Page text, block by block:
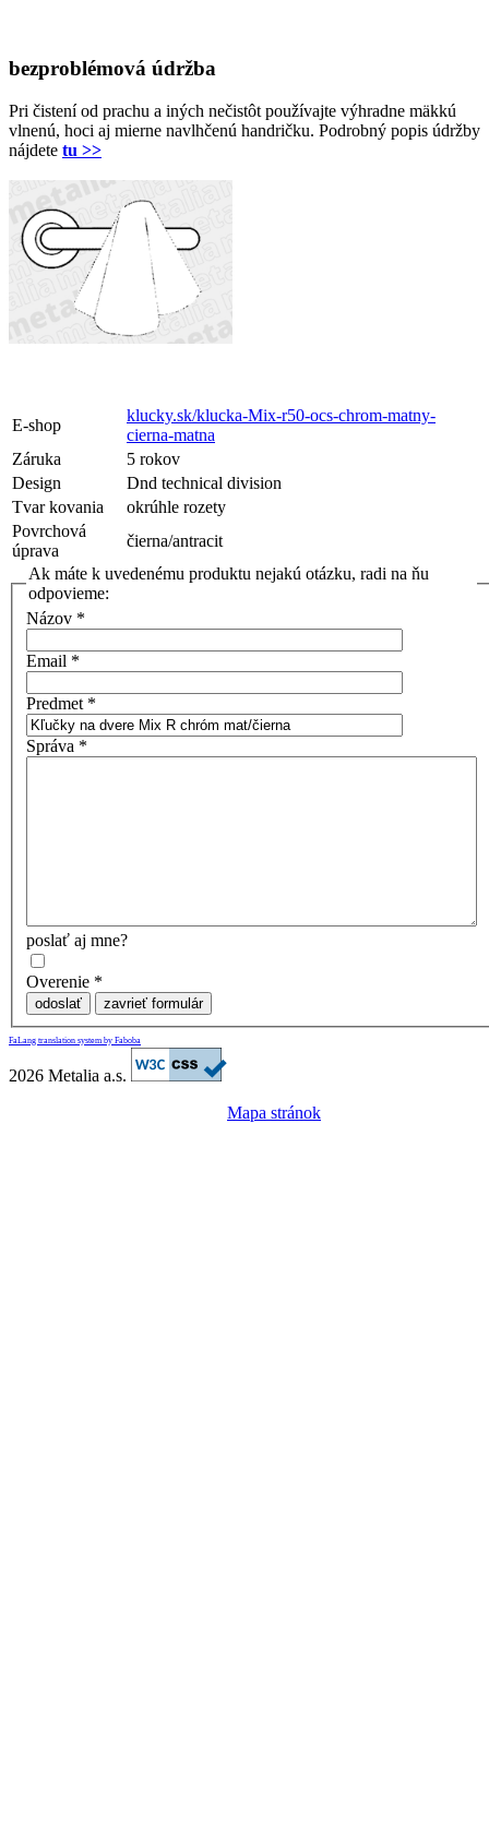
bezproblémová údržba
Pri čistení od prachu a iných nečistôt používajte výhradne mäkkú
vlnenú, hoci aj mierne navlhčenú handričku. Podrobný popis údržby
nájdete tu >>
E-shop
klucky.sk/klucka-Mix-r50-ocs-chrom-matny-
cierna-matna
Záruka
5 rokov
Design
Dnd technical division
Tvar kovania
okrúhle rozety
Povrchová
úprava
čierna/antracit
Ak máte k uvedenému produktu nejakú otázku, radi na ňu
odpovieme:
Názov *
Email *
Predmet *
Správa *
poslať aj mne?
Overenie *
odoslať zavrieť formulár
FaLang translation system by Faboba
2026 Metalia a.s.
Mapa stránok